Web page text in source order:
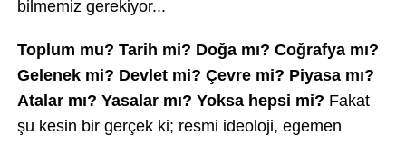
bilmemiz gerekiyor...
Toplum mu? Tarih mi? Doğa mı? Coğrafya mı?
Gelenek mi? Devlet mi? Çevre mi? Piyasa mı?
Atalar mı? Yasalar mı? Yoksa hepsi mi? Fakat
şu kesin bir gerçek ki; resmi ideoloji, egemen